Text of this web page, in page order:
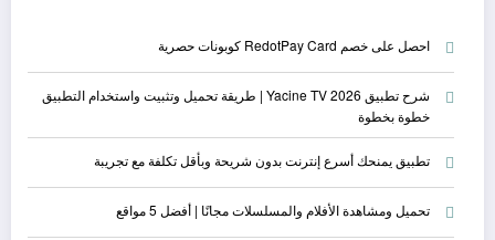
احصل على خصم RedotPay Card كوبونات حصرية
شرح تطبيق Yacine TV 2026 | طريقة تحميل وتثبيت واستخدام التطبيق
خطوة بخطوة
تطبيق يمنحك أسرع إنترنت بدون شريحة وبأقل تكلفة مع تجريبة
تحميل ومشاهدة الأفلام والمسلسلات مجانًا | أفضل 5 مواقع